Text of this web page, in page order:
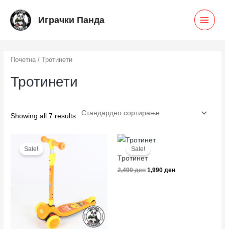
content
Играчки Панда
Почетна / Тротинети
Тротинети
Showing all 7 results
Sale!
Original
price
was:
2,490 ден.
Sale!
Тротинет
2,490ден
Original
was:
1,990 ден